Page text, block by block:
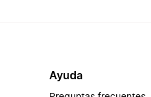
Ayuda